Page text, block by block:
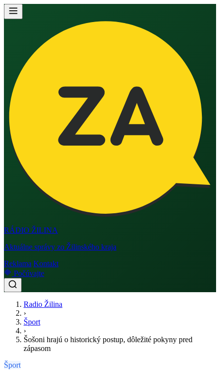
RÁDIO ŽILINA
Aktuálne správy zo Žilinského kraja
Reklama Kontakt
Počúvajte
Radio Žilina
›
Šport
›
Šošoni hrajú o historický postup, dôležité pokyny pred
zápasom
Šport